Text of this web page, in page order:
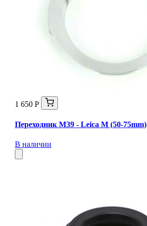
1 650 Р
Переходник M39 - Leica M (50-75mm)
В наличии